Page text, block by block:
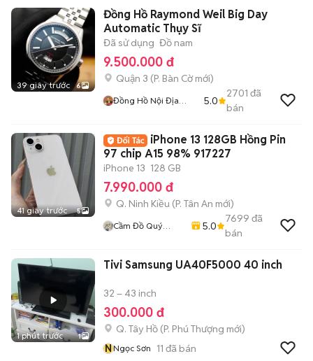
39 giây trước 6
Đồng Hồ Raymond Weil Big Day
Automatic Thụy Sĩ
Đã sử dụng Đồ nam
9.500.000 đ
Quận 3 (P. Bàn Cờmới)
Đồng Hồ Nội Địa
5.0
2701 đã
bán
41 giây trước 5
iPhone 13 128GB Hồng Pin
97 chip A15 98% 917227
iPhone 13 128 GB
7.990.000 đ
Q. Ninh Kiều (P. Tân An mới)
Cầm Đồ Quý
5.0
7699 đã
bán
1 phút trước 1
Tivi Samsung UA40F5000 40 inch
32 – 43 inch
300.000 đ
Q. Tây Hồ (P. Phú Thượng mới)
NNgọc Sơn 11 đã bán